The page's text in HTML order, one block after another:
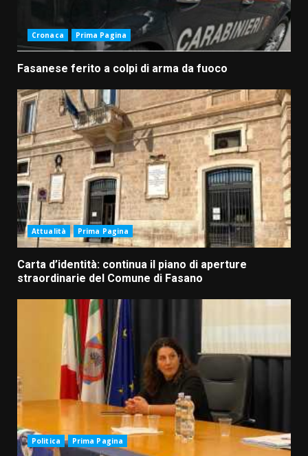
Cronaca Prima Pagina
Fasanese ferito a colpi di arma da fuoco
Attualità Prima Pagina
Carta d’identità: continua il piano di aperture
straordinarie del Comune di Fasano
Politica Prima Pagina